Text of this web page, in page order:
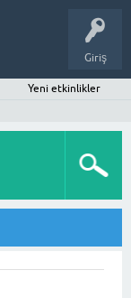
Giriş
Yeni etkinlikler